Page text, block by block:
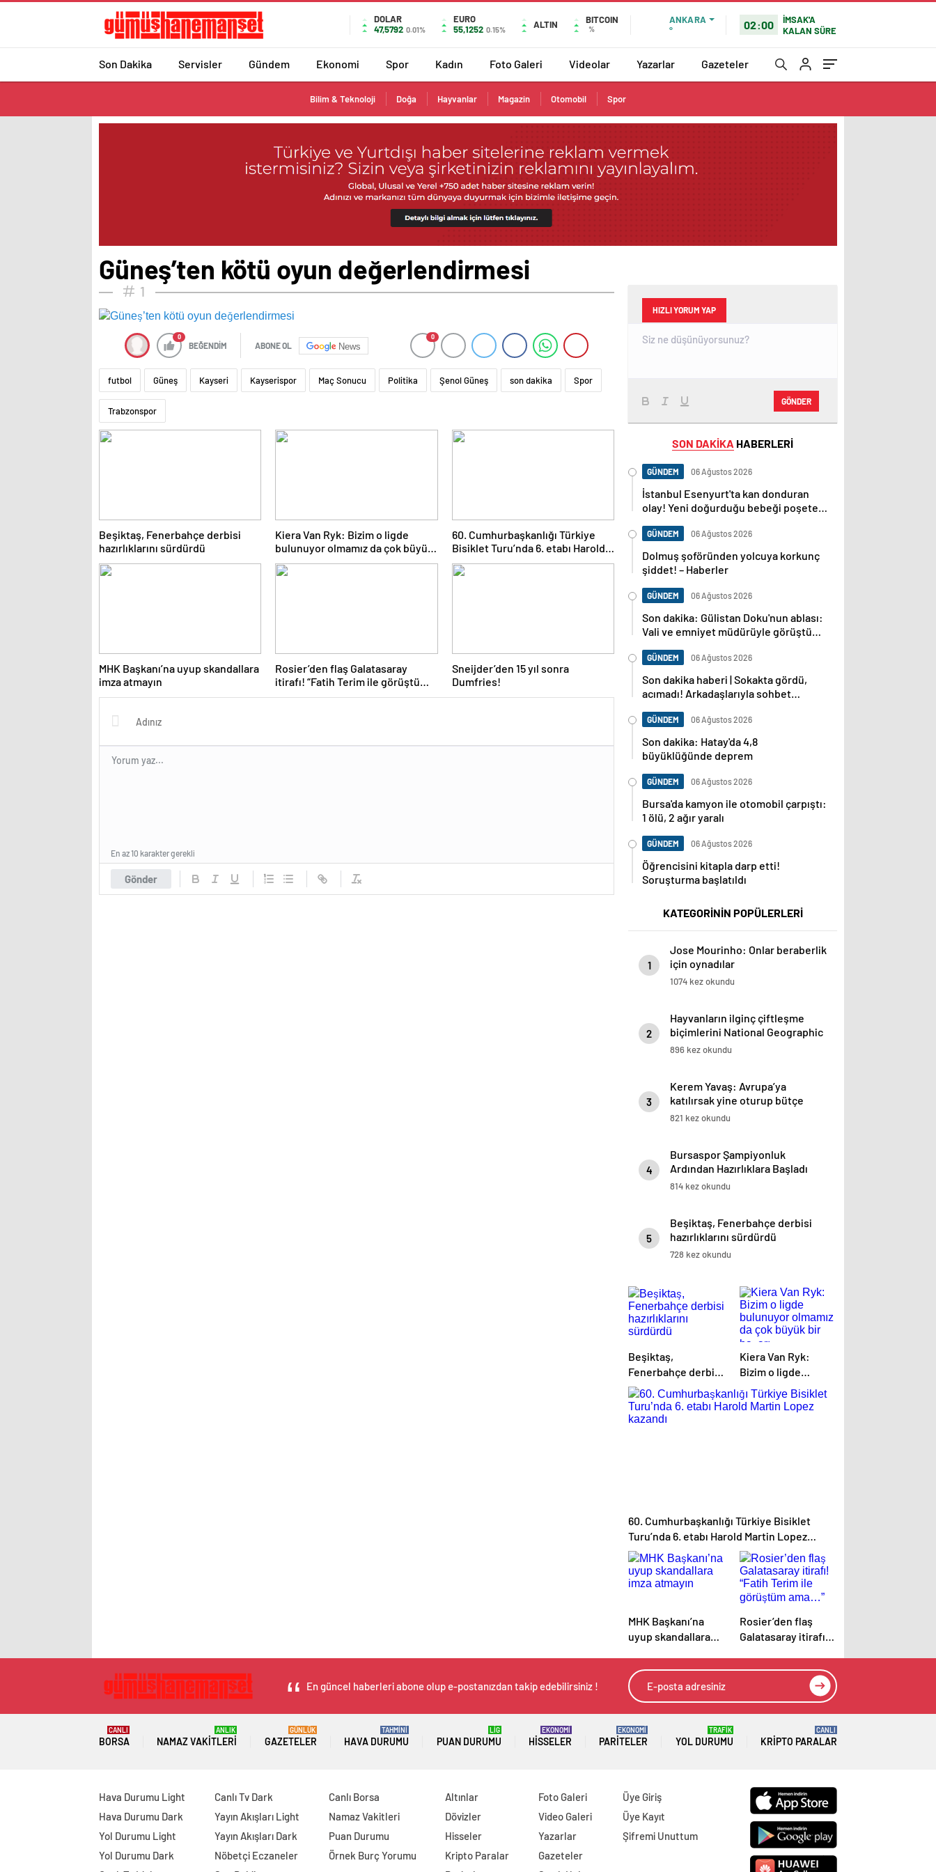
DOLAR
47,5792 0.01%
EURO
55,1252 0.15% ALTIN BITCOIN
%
ANKARA
°
02:00
İMSAK'A
KALAN SÜRE
Son Dakika Servisler Gündem Ekonomi Spor Kadın Foto Galeri Videolar Yazarlar Gazeteler
Bilim & Teknoloji Doğa Hayvanlar Magazin Otomobil Spor
Güneş’ten kötü oyun değerlendirmesi
1
0
BEĞENDİM ABONE OL News
0
futbol Güneş Kayseri Kayserispor Maç Sonucu Politika Şenol Güneş son dakika Spor
Trabzonspor
Beşiktaş, Fenerbahçe derbisi
hazırlıklarını sürdürdü
Kiera Van Ryk: Bizim o ligde
bulunuyor olmamız da çok büyük
bir başarı
60. Cumhurbaşkanlığı Türkiye
Bisiklet Turu’nda 6. etabı Harold
Martin Lopez kazandı
MHK Başkanı’na uyup skandallara
imza atmayın
Rosier’den flaş Galatasaray
itirafı! “Fatih Terim ile görüştüm
ama…”
Sneijder’den 15 yıl sonra
Dumfries!
Gönder
En az 10 karakter gerekli
HIZLI YORUM YAP
GÖNDER
SON DAKİKA HABERLERİ
GÜNDEM 06 Ağustos 2026
İstanbul Esenyurt'ta kan donduran
olay! Yeni doğurduğu bebeği poşete
haberleri
GÜNDEM 06 Ağustos 2026
Dolmuş şoföründen yolcuya korkunç
şiddet! – Haberler
GÜNDEM 06 Ağustos 2026
Son dakika: Gülistan Doku'nun ablası:
Vali ve emniyet müdürüyle görüştüm,
GÜNDEM 06 Ağustos 2026
Son dakika haberi | Sokakta gördü,
acımadı! Arkadaşlarıyla sohbet
GÜNDEM 06 Ağustos 2026
Son dakika: Hatay'da 4,8
büyüklüğünde deprem
GÜNDEM 06 Ağustos 2026
Bursa'da kamyon ile otomobil çarpıştı:
1 ölü, 2 ağır yaralı
GÜNDEM 06 Ağustos 2026
Öğrencisini kitapla darp etti!
Soruşturma başlatıldı
KATEGORİNİN POPÜLERLERİ
1
Jose Mourinho: Onlar beraberlik
için oynadılar
1074 kez okundu
2
Hayvanların ilginç çiftleşme
biçimlerini National Geographic
görüntüledi.
896 kez okundu
3
Kerem Yavaş: Avrupa’ya
katılırsak yine oturup bütçe
düşüneceğiz
821 kez okundu
4
Bursaspor Şampiyonluk
Ardından Hazırlıklara Başladı
814 kez okundu
5
Beşiktaş, Fenerbahçe derbisi
hazırlıklarını sürdürdü
728 kez okundu
Beşiktaş,
Fenerbahçe derbisi
hazırlıklarını
sürdürdü
Kiera Van Ryk:
Bizim o ligde
bulunuyor olmamız
da çok büyük bir
60. Cumhurbaşkanlığı Türkiye Bisiklet
Turu’nda 6. etabı Harold Martin Lopez
kazandı
MHK Başkanı’na
uyup skandallara
Rosier’den flaş
Galatasaray itirafı!
görüştüm ama…”
En güncel haberleri abone olup e-postanızdan takip edebilirsiniz !
BORSA
CANLI
NAMAZ VAKITLERI
ANLIK
GAZETELER
GÜNLÜK
HAVA DURUMU
TAHMİNİ
PUAN DURUMU
LİG
HISSELER
EKONOMİ
PARITELER
EKONOMİ
YOL DURUMU
TRAFİK
KRIPTO PARALAR
CANLI
Hava Durumu Light
Hava Durumu Dark
Yol Durumu Light
Yol Durumu Dark
Canlı Tv Dark
Yayın Akışları Light
Yayın Akışları Dark
Nöbetçi Eczaneler
Canlı Borsa
Namaz Vakitleri
Puan Durumu
Örnek Burç Yorumu
Altınlar
Dövizler
Hisseler
Kripto Paralar
Foto Galeri
Video Galeri
Yazarlar
Gazeteler
Üye Giriş
Üye Kayıt
Şifremi Unuttum